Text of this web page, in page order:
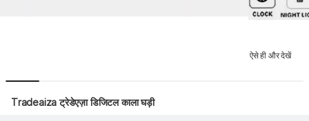
ऐसे ही और देखें
Tradeaiza ट्रेडेएज़ा डिजिटल काला घड़ी